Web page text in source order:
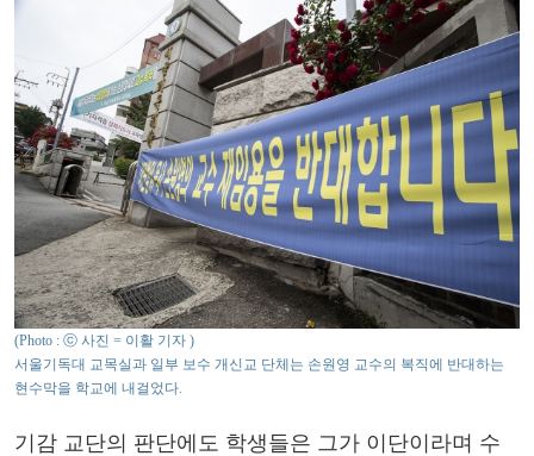
(Photo : ⓒ 사진 = 이활 기자 )
서울기독대 교목실과 일부 보수 개신교 단체는 손원영 교수의 복직에 반대하는
현수막을 학교에 내걸었다.
기감 교단의 판단에도 학생들은 그가 이단이라며 수